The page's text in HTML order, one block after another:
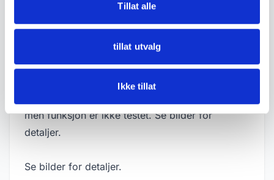
Tillat alle
tillat utvalg
Ikke tillat
- Høyde ca. 6 cm
• Tilstand:
Brukt stand med aldersslitasje, patina og
men funksjon er ikke testet. Se bilder for
detaljer.
Se bilder for detaljer.